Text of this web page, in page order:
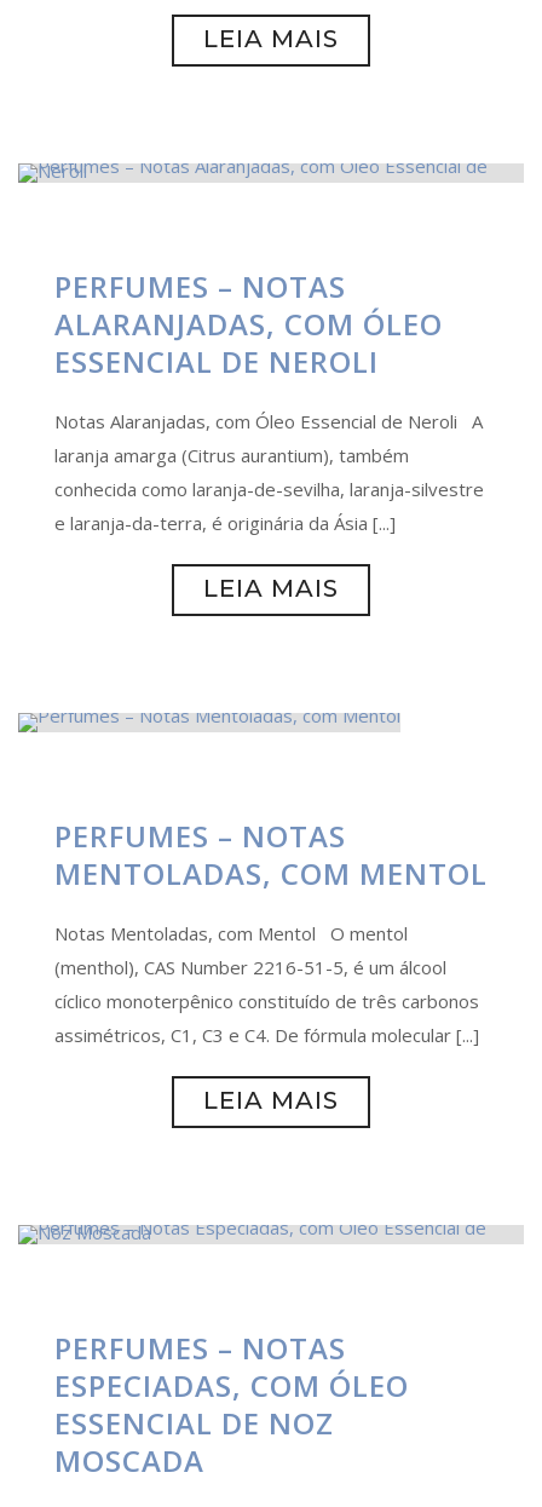
LEIA MAIS
PERFUMES – NOTAS
ALARANJADAS, COM ÓLEO
ESSENCIAL DE NEROLI
Notas Alaranjadas, com Óleo Essencial de Neroli A
laranja amarga (Citrus aurantium), também
conhecida como laranja-de-sevilha, laranja-silvestre
e laranja-da-terra, é originária da Ásia [...]
LEIA MAIS
PERFUMES – NOTAS
MENTOLADAS, COM MENTOL
Notas Mentoladas, com Mentol O mentol
(menthol), CAS Number 2216-51-5, é um álcool
cíclico monoterpênico constituído de três carbonos
assimétricos, C1, C3 e C4. De fórmula molecular [...]
LEIA MAIS
PERFUMES – NOTAS
ESPECIADAS, COM ÓLEO
ESSENCIAL DE NOZ
MOSCADA